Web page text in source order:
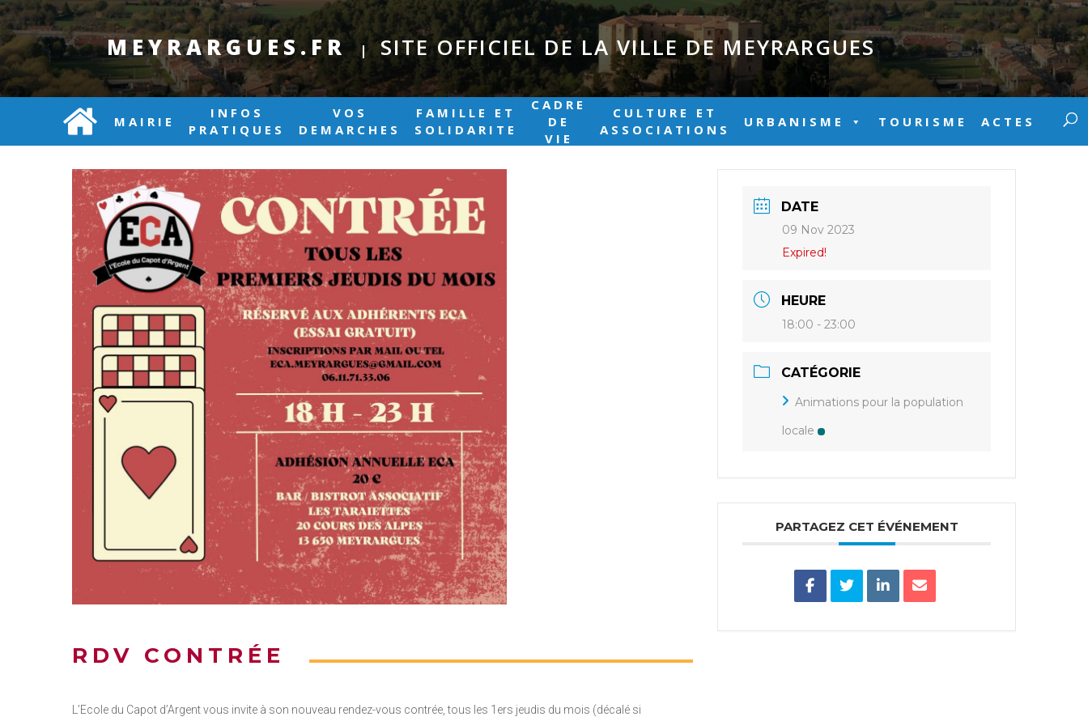
MEYRARGUES.FR | SITE OFFICIEL DE LA VILLE DE MEYRARGUES
MAIRIE
INFOS
PRATIQUES
VOS
DEMARCHES
FAMILLE ET
SOLIDARITE
CADRE
DE
VIE
CULTURE ET
ASSOCIATIONS
URBANISME TOURISME ACTES
RDV CONTRÉE
L’Ecole du Capot d’Argent vous invite à son nouveau rendez-vous contrée, tous les 1ers jeudis du mois (décalé si
DATE
09 Nov 2023
Expired!
HEURE
18:00 - 23:00
CATÉGORIE
Animations pour la population
locale
PARTAGEZ CET ÉVÉNEMENT